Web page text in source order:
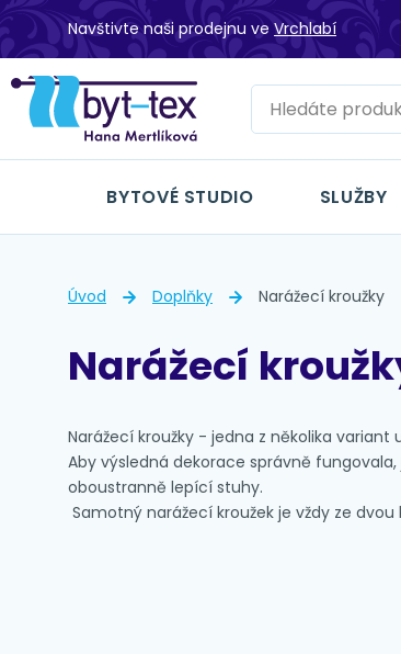
Navštivte naši prodejnu ve Vrchlabí
BYTOVÉ STUDIO SLUŽBY
Úvod Doplňky Narážecí kroužky
Narážecí
Narážecí kroužky - jedna z několika
Aby výsledná dekorace správně
oboustranně lepící stuhy.
Samotný narážecí kroužek je vždy ze